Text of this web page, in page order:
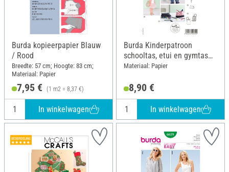
Burda kopieerpapier Blauw
/ Rood
Breedte: 57 cm; Hoogte: 83 cm;
Materiaal: Papier
7,95 € (1 m2 = 8,37 €)
In winkelwagen
Burda Kinderpatroon
schooltas, etui en gymtas
nr. 9256
Materiaal: Papier
8,90 €
In winkelwagen